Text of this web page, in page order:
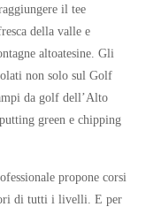
il tee
della valle e
altoatesine. Gli
non solo sul Golf
da golf dell’Alto
green e chipping
propone corsi
di tutti i livelli. E per